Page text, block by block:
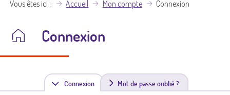
Vous êtes ici Accueil Mon compte Connexion
Connexion
Connexion(
Mot de passe oublié ?